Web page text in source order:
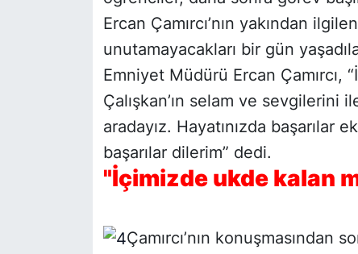
Ercan Çamırcı’nın yakından
unutamayacakları bir gün
Emniyet Müdürü Ercan Çamırcı,
Çalışkan’ın selam ve
aradayız. Hayatınızda başarılar
başarılar dilerim” dedi.
"İçimizde ukde kalan
Çamırcı’nın